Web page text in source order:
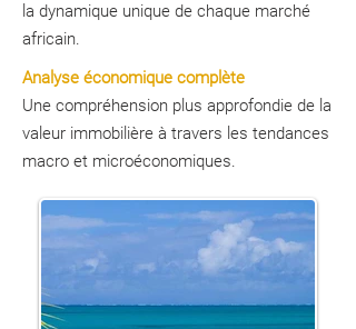
la dynamique unique de chaque marché
africain.
Analyse économique complète
Une compréhension plus approfondie de la
valeur immobilière à travers les tendances
macro et microéconomiques.